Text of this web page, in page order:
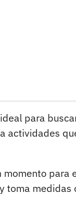
para
actividades
momento para
toma medidas